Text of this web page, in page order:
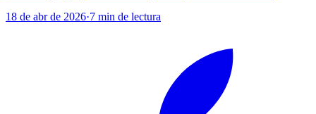
18 de abr de 2026·7 min de lectura